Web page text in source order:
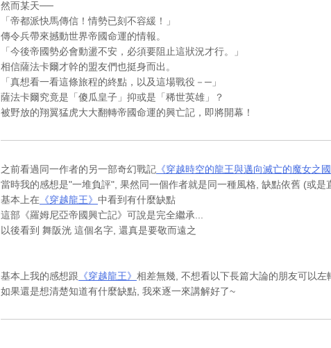
然而某天──
「帝都派快馬傳信！情勢已刻不容緩！」
傳令兵帶來撼動世界帝國命運的情報。
「今後帝國勢必會動盪不安，必須要阻止這狀況才行。」
相信薩法卡爾才幹的盟友們也挺身而出。
「真想看一看這條旅程的終點，以及這場戰役－─」
薩法卡爾究竟是「傻瓜皇子」抑或是「稀世英雄」？
被野放的翔翼猛虎大大翻轉帝國命運的興亡記，即將開幕！
之前看過同一作者的另一部奇幻戰記 《穿越時空的龍王與邁向滅亡的魔女之國
當時我的感想是"一堆負評", 果然同一個作者就是同一種風格, 缺點依舊 (或是
基本上在 《穿越龍王》 中看到有什麼缺點
這部《羅姆尼亞帝國興亡記》可說是完全繼承...
以後看到 舞阪洸 這個名字, 還真是要敬而遠之
基本上我的感想跟 《穿越龍王》 相差無幾, 不想看以下長篇大論的朋友可以左
如果還是想清楚知道有什麼缺點, 我來逐一來講解好了~